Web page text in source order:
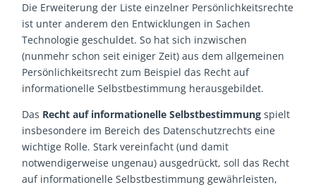
Die Erweiterung der Liste einzelner Persönlichkeitsrechte
ist unter anderem den Entwicklungen in Sachen
Technologie geschuldet. So hat sich inzwischen
(nunmehr schon seit einiger Zeit) aus dem allgemeinen
Persönlichkeitsrecht zum Beispiel das Recht auf
informationelle Selbstbestimmung herausgebildet.
Das Recht auf informationelle Selbstbestimmung spielt
insbesondere im Bereich des Datenschutzrechts eine
wichtige Rolle. Stark vereinfacht (und damit
notwendigerweise ungenau) ausgedrückt, soll das Recht
auf informationelle Selbstbestimmung gewährleisten,